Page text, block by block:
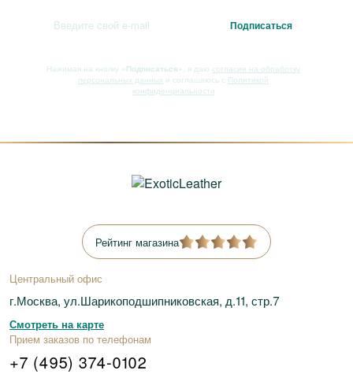
Нажимая на кнопку «Подписаться» , я даю согласие на обработку
персональных данных и соглашаюсь с Политикой
конфиденциальности
Рейтинг магазина
Центральный офис
г.Москва, ул.Шарикоподшипниковская, д.11, стр.7
Смотреть на карте
Прием заказов по телефонам
+7 (495) 374-0102